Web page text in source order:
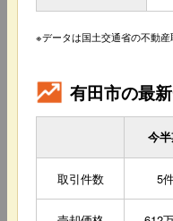
※データは国土交通省の不動産
有田市の最
今
取引件数 5